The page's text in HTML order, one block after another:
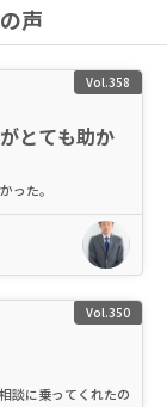
声
Vol.358
とても助か
った。
Vol.350
談に乗ってくれたの